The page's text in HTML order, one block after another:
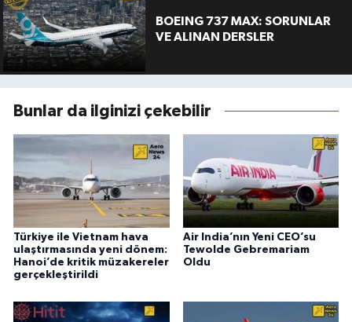
BOEING 737 MAX: SORUNLAR
VE ALINAN DERSLER
Bunlar da ilginizi çekebilir
Türkiye ile Vietnam hava
ulaştırmasında yeni dönem:
Hanoi’de kritik müzakereler
gerçekleştirildi
Air India’nın Yeni CEO’su
Tewolde Gebremariam
Oldu